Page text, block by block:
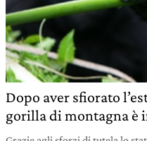
Dopo aver sfiorato
gorilla di montagna è